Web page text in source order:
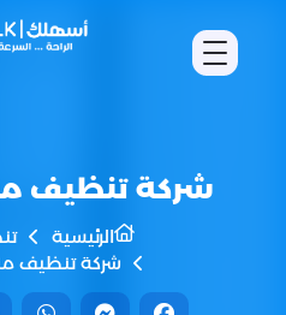
شركة تنظيف
الرئيسية
شركة تنظيف